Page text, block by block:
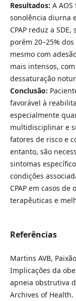
Resultados: A
sonolência diurna
CPAP reduz a
porém 20–25%
mesmo com
mais intensos,
dessaturação
Conclusão:
favorável à
especialmente
multidisciplinar e
fatores de risco e
entanto, são
sintomas
condições
CPAP em casos
terapêuticas e
Referências
Martins AVB,
Implicações da
apneia obstrutiva
Archives of Health.